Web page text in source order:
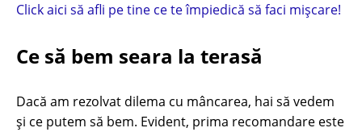
Click aici să afli pe tine ce te împiedică să faci mișcare!
Ce să bem seara la terasă
Dacă am rezolvat dilema cu mâncarea, hai să vedem
și ce putem să bem. Evident, prima recomandare este